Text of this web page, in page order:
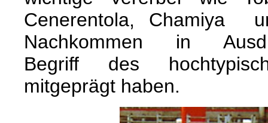
Cenerentola, Chamiya
Nachkommen in
Begriff des
mitgeprägt haben.